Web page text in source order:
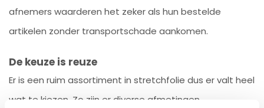
afnemers waarderen het zeker als hun bestelde
artikelen zonder transportschade aankomen.
De keuze is reuze
Er is een ruim assortiment in stretchfolie dus er valt heel
wat te kiezen. Zo zijn er diverse afmetingen